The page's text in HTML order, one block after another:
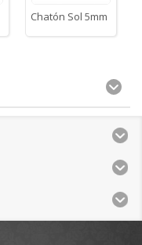
Chatón Sol 5mm